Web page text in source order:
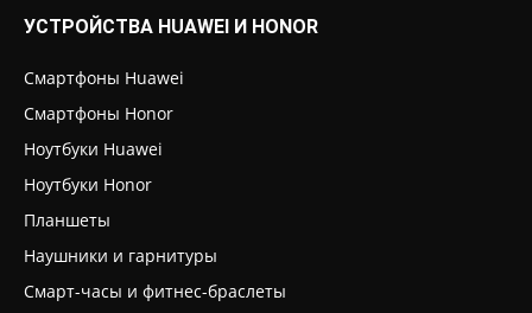
УСТРОЙСТВА HUAWEI И HONOR
Смартфоны Huawei
Смартфоны Honor
Ноутбуки Huawei
Ноутбуки Honor
Планшеты
Наушники и гарнитуры
Смарт-часы и фитнес-браслеты